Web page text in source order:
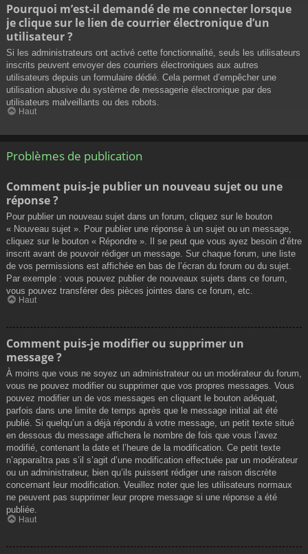
Pourquoi m’est-il demandé de me connecter lorsque
je clique sur le lien de courrier électronique d’un
utilisateur ?
Si les administrateurs ont activé cette fonctionnalité, seuls les utilisateurs
inscrits peuvent envoyer des courriers électroniques aux autres
utilisateurs depuis un formulaire dédié. Cela permet d’empêcher une
utilisation abusive du système de messagerie électronique par des
utilisateurs malveillants ou des robots.
Haut
Problèmes de publication
Comment puis-je publier un nouveau sujet ou une
réponse ?
Pour publier un nouveau sujet dans un forum, cliquez sur le bouton
« Nouveau sujet ». Pour publier une réponse à un sujet ou un message,
cliquez sur le bouton « Répondre ». Il se peut que vous ayez besoin d’être
inscrit avant de pouvoir rédiger un message. Sur chaque forum, une liste
de vos permissions est affichée en bas de l’écran du forum ou du sujet.
Par exemple : vous pouvez publier de nouveaux sujets dans ce forum,
vous pouvez transférer des pièces jointes dans ce forum, etc.
Haut
Comment puis-je modifier ou supprimer un
message ?
À moins que vous ne soyez un administrateur ou un modérateur du forum,
vous ne pouvez modifier ou supprimer que vos propres messages. Vous
pouvez modifier un de vos messages en cliquant le bouton adéquat,
parfois dans une limite de temps après que le message initial ait été
publié. Si quelqu’un a déjà répondu à votre message, un petit texte situé
en dessous du message affichera le nombre de fois que vous l’avez
modifié, contenant la date et l’heure de la modification. Ce petit texte
n’apparaîtra pas s’il s’agit d’une modification effectuée par un modérateur
ou un administrateur, bien qu’ils puissent rédiger une raison discrète
concernant leur modification. Veuillez noter que les utilisateurs normaux
ne peuvent pas supprimer leur propre message si une réponse a été
publiée.
Haut